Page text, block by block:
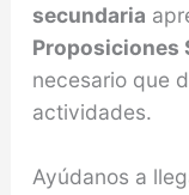
secundaria
Proposiciones
necesario que
actividades.
Ayúdanos a